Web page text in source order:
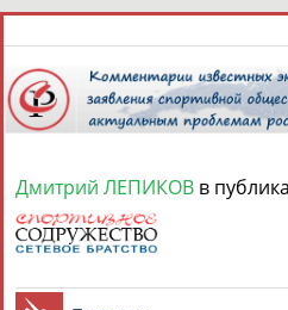
9
СПОРТСМЕНЫ, ТРЕНЕРЫ И
Дмитрий ЛЕПИКОВ в